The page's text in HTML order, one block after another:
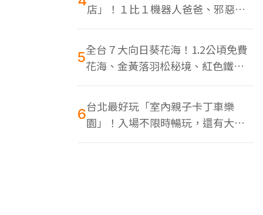
店」！１比１機器人爸爸、邪惡正
男，百款周邊買翻
5全台７大向日葵花海！1.2公頃免費
花海、金黃落羽松秘境、紅色鐵橋
同框
6台北最好玩「室內親子卡丁車樂
園」！入場不限時暢玩，還有大螢
幕Switch遊戲區